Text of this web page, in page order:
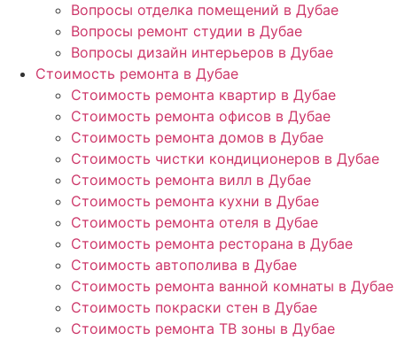
Вопросы отделка помещений в Дубае
Вопросы ремонт студии в Дубае
Вопросы дизайн интерьеров в Дубае
Стоимость ремонта в Дубае
Стоимость ремонта квартир в Дубае
Стоимость ремонта офисов в Дубае
Стоимость ремонта домов в Дубае
Стоимость чистки кондиционеров в Дубае
Стоимость ремонта вилл в Дубае
Стоимость ремонта кухни в Дубае
Стоимость ремонта отеля в Дубае
Стоимость ремонта ресторана в Дубае
Стоимость автополива в Дубае
Стоимость ремонта ванной комнаты в Дубае
Стоимость покраски стен в Дубае
Стоимость ремонта ТВ зоны в Дубае